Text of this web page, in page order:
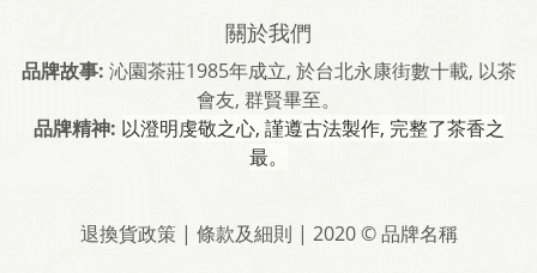
關於我們
品牌故事: 沁園茶莊1985年成立, 於台北永康街數十載, 以茶
會友, 群賢畢至。
品牌精神: 以澄明虔敬之心, 謹遵古法製作, 完整了茶香之
最。
退換貨政策 | 條款及細則 | 2020 © 品牌名稱